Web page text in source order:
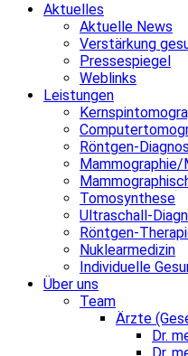
Aktuelles
Aktuelle News
Verstärkung
Pressespiegel
Weblinks
Leistungen
Röntgen-
Mammographie/
Tomosynthese
Ultraschall-
Röntgen-
Nuklearmedizin
Individuelle
Über uns
Team
Ärzte
Dr.